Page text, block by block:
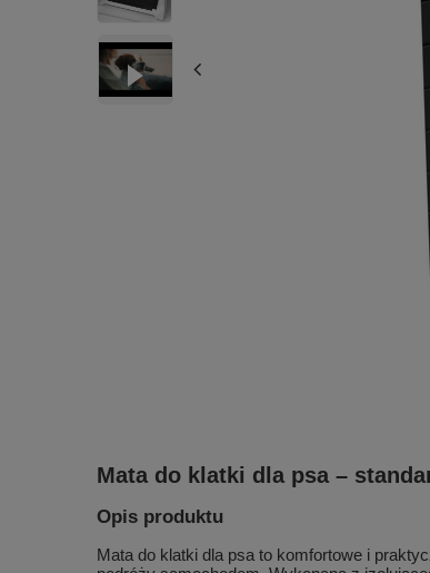
Mata do klatki dla psa –
Opis produktu
Mata do klatki dla psa to komfortowe i